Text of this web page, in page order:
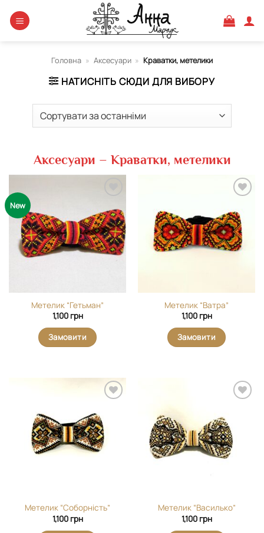
Головна » Аксесуари » Краватки, метелики
НАТИСНІТЬ СЮДИ ДЛЯ ВИБОРУ
Аксесуари – Краватки, метелики
New
виріб у
вибране
Метелик “Гетьман”
1,100 грн
Замовити
виріб у
вибране
Метелик “Ватра”
1,100 грн
Замовити
виріб у
вибране
Метелик “Соборність”
1,100 грн
вибране
Метелик “Василько”
1,100 грн